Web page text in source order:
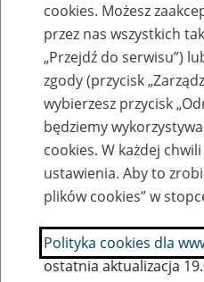
Baza
Nazwa zakładu pracy:
SZUKAJ
cookies. Możesz
przez nas wszystkich
„Przejdź do serwisu”)
zgody (przycisk
wybierzesz przycisk
będziemy
cookies. W każdej
ustawienia. Aby to
plików cookies” w
Polityka cookies dla
ostatnia aktualizacja